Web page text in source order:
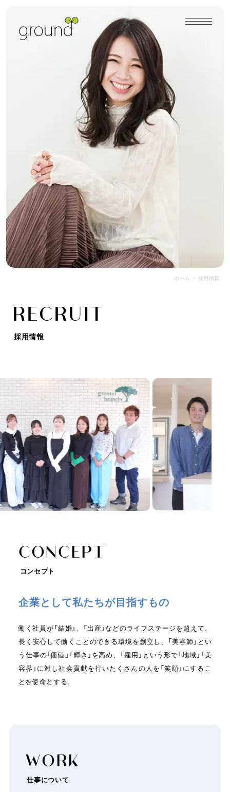
ホーム 採用情報
RECRUIT
採用情報
CONCEPT
コンセプト
企業として私たちが目指すもの
働く社員が「結婚」、「出産」などのライフステージを超えて、
長く安心して働くことのできる環境を創立し、「美容師」とい
う仕事の「価値」「輝き」を高め、「雇用」という形で「地域」「美
容界」に対し社会貢献を行いたくさんの人を「笑顔」にするこ
とを使命とする。
WORK
仕事について